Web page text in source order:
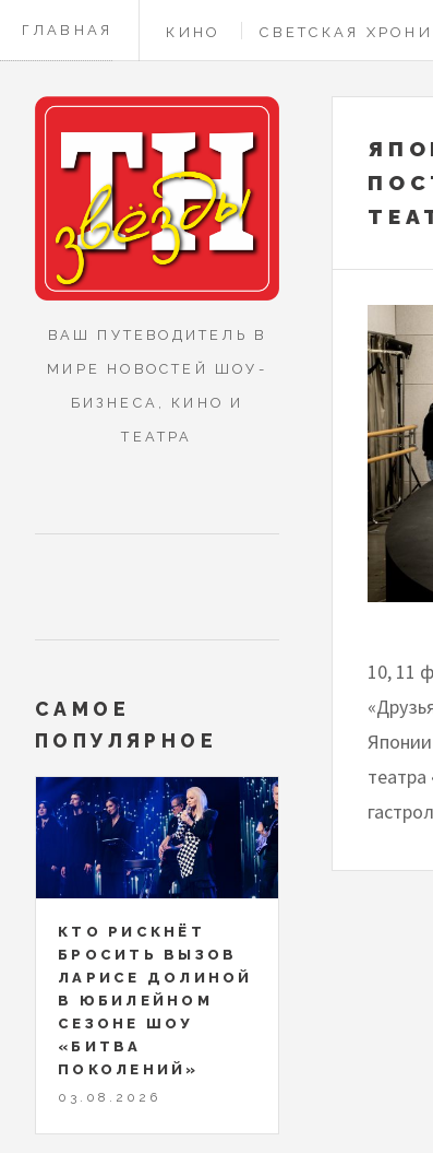
ГЛАВНАЯ КИНО СВЕТСКАЯ
КОНТАКТЫ
10, 11
ВАШ ПУТЕВОДИТЕЛЬ В
МИРЕ НОВОСТЕЙ ШОУ-
БИЗНЕСА, КИНО И
ТЕАТРА
САМОЕ
ПОПУЛЯРНОЕ
КТО РИСКНЁТ
БРОСИТЬ ВЫЗОВ
ЛАРИСЕ ДОЛИНОЙ
В ЮБИЛЕЙНОМ
СЕЗОНЕ ШОУ
«БИТВА
ПОКОЛЕНИЙ»
03.08.2026